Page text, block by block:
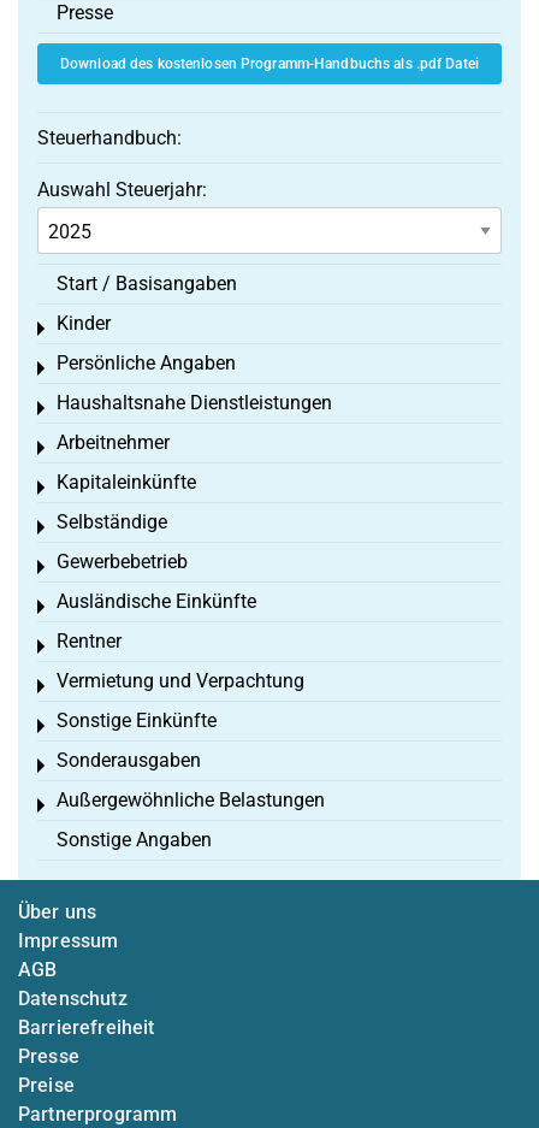
Presse
Download des kostenlosen Programm-Handbuchs als .pdf Datei
Steuerhandbuch:
Auswahl Steuerjahr:
Start / Basisangaben
Kinder
Toggle menu
Persönliche Angaben
Toggle menu
Haushaltsnahe Dienstleistungen
Toggle menu
Arbeitnehmer
Toggle menu
Kapitaleinkünfte
Toggle menu
Selbständige
Toggle menu
Gewerbebetrieb
Toggle menu
Ausländische Einkünfte
Toggle menu
Rentner
Toggle menu
Vermietung und Verpachtung
Toggle menu
Sonstige Einkünfte
Toggle menu
Sonderausgaben
Toggle menu
Außergewöhnliche Belastungen
Toggle menu
Sonstige Angaben
Über uns
Impressum
AGB
Datenschutz
Barrierefreiheit
Presse
Preise
Partnerprogramm